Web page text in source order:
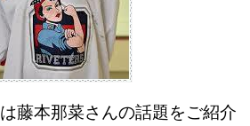
藤本那菜さんの話題をご紹介